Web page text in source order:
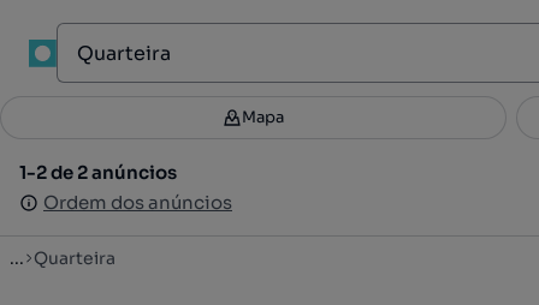
Filtros 3
1-2 de 2 anúncios
Ordem dos anúncios
Mapa
1-2 de 2 anúncios
Ordem dos anúncios
... Quarteira